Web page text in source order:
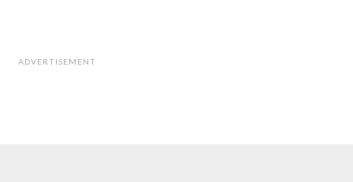
ADVERTISEMENT